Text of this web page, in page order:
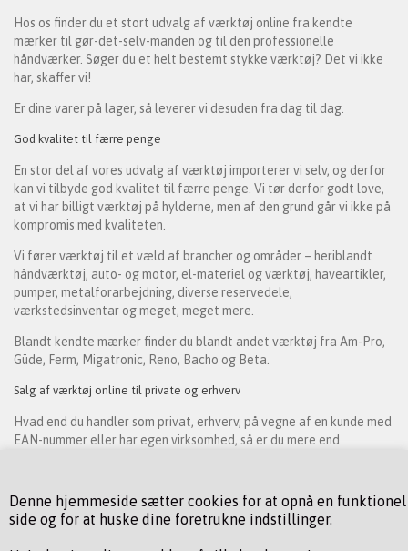
Denne hjemmeside sætter cookies for at opnå en funktionel
side og for at huske dine foretrukne indstillinger.
Hos os finder du et stort udvalg af værktøj online fra kendte
mærker til gør-det-selv-manden og til den professionelle
håndværker. Søger du et helt bestemt stykke værktøj? Det vi ikke
har, skaffer vi!
Er dine varer på lager, så leverer vi desuden fra dag til dag.
God kvalitet til færre penge
En stor del af vores udvalg af værktøj importerer vi selv, og derfor
kan vi tilbyde god kvalitet til færre penge. Vi tør derfor godt love,
at vi har billigt værktøj på hylderne, men af den grund går vi ikke på
kompromis med kvaliteten.
Vi fører værktøj til et væld af brancher og områder – heriblandt
håndværktøj, auto- og motor, el-materiel og værktøj, haveartikler,
pumper, metalforarbejdning, diverse reservedele,
værkstedsinventar og meget, meget mere.
Blandt kendte mærker finder du blandt andet værktøj fra Am-Pro,
Güde, Ferm, Migatronic, Reno, Bacho og Beta.
Salg af værktøj online til private og erhverv
Hvad end du handler som privat, erhverv, på vegne af en kunde med
EAN-nummer eller har egen virksomhed, så er du mere end
eller maskiner, som skal passe ind i nogle særlige behov, men også
noget til gør-det-selv-manden, der har projekter hjemme i privaten.